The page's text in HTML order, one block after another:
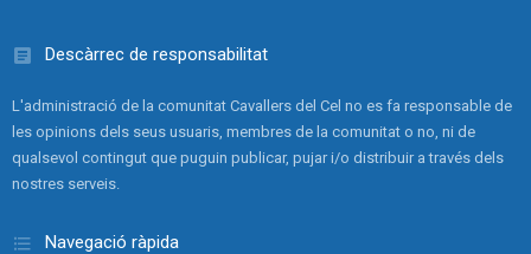
Descàrrec de responsabilitat
L'administració de la comunitat Cavallers del Cel no es fa responsable de
les opinions dels seus usuaris, membres de la comunitat o no, ni de
qualsevol contingut que puguin publicar, pujar i/o distribuir a través dels
nostres serveis.
Navegació ràpida